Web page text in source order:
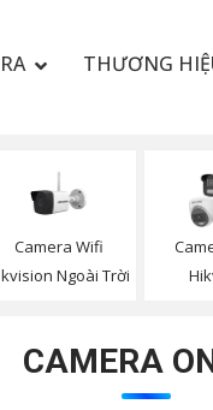
THƯƠNG
Camera Wifi
Ngoài Trời
CAMERA